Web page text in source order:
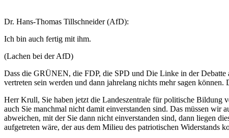
Dr. Hans-Thomas Tillschneider (AfD):
Ich bin auch fertig mit ihm.
(Lachen bei der AfD)
Dass die GRÜNEN, die FDP, die SPD und Die Linke in der Debatte
vertreten sein werden und dann jahrelang nichts mehr sagen können.
Herr Krull, Sie haben jetzt die Landeszentrale für politische Bildung
auch Sie manchmal nicht damit einverstanden sind. Das müssen
abweichen, mit der Sie dann nicht einverstanden sind, dann liegen
aufgetreten wäre, der aus dem Milieu des patriotischen Widerstands